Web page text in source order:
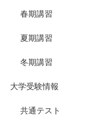
春期講習
夏期講習
冬期講習
大学受験情報
共通テスト